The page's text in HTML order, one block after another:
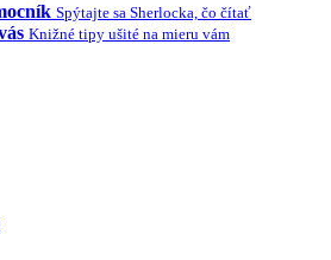
Spýtajte sa Sherlocka, čo čítať
Knižné tipy ušité na mieru vám